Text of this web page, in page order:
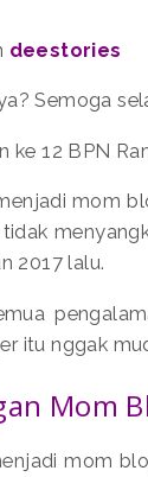
deestories
Semoga
ke 12 BPN
mom
tidak
2017 lalu.
itu nggak
Mom
mom